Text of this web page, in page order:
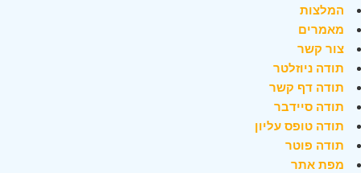
המלצות
מאמרים
צור קשר
תודה ניוזלטר
תודה דף קשר
תודה סיידבר
תודה טופס עליון
תודה פוטר
מפת אתר